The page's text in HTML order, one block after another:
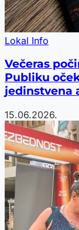
Lokal Info
Večeras
Publiku
jedinstvena
15.06.2026.